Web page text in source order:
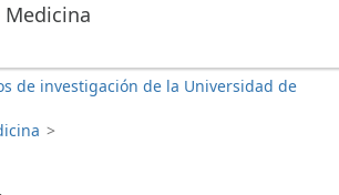
Medicina
de investigación de la Universidad de
>